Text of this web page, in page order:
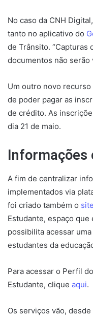
No caso da CNH
tanto no aplicativo do
de Trânsito. “Capturas
documentos não serão
Um outro novo
de poder pagar as
de crédito. As
dia 21 de maio.
Informações
A fim de centralizar
implementados via
foi criado também o site
Estudante, espaço
possibilita acessar
estudantes da
Para acessar o Perfil
Estudante, clique aqui.
Os serviços vão,